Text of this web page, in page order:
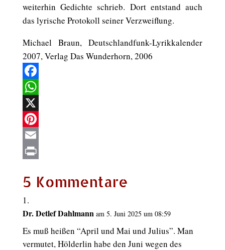
weiterhin Gedichte schrieb. Dort entstand auch
das lyrische Protokoll seiner Verzweiflung.
Michael Braun, Deutschlandfunk-Lyrikkalender
2007, Verlag Das Wunderhorn, 2006
Facebook
WhatsApp
X
Pinterest
Email
5 Kommentare
Dr. Detlef Dahlmann am 5. Juni 2025 um 08:59
Es muß heißen “April und Mai und Julius”. Man
vermutet, Hölderlin habe den Juni wegen des